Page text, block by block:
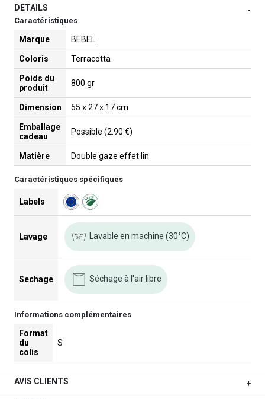
DETAILS -
Caractéristiques
Marque BEBEL
Coloris Terracotta
Poids du
produit
800 gr
Dimension 55 x 27 x 17 cm
Emballage
cadeau
Possible (2.90 €)
Matière Double gaze effet lin
Caractéristiques spécifiques
Labels
Lavage Lavable en machine (30°C)
Sechage Séchage à l'air libre
Informations complémentaires
Format
du
colis
S
AVIS CLIENTS +